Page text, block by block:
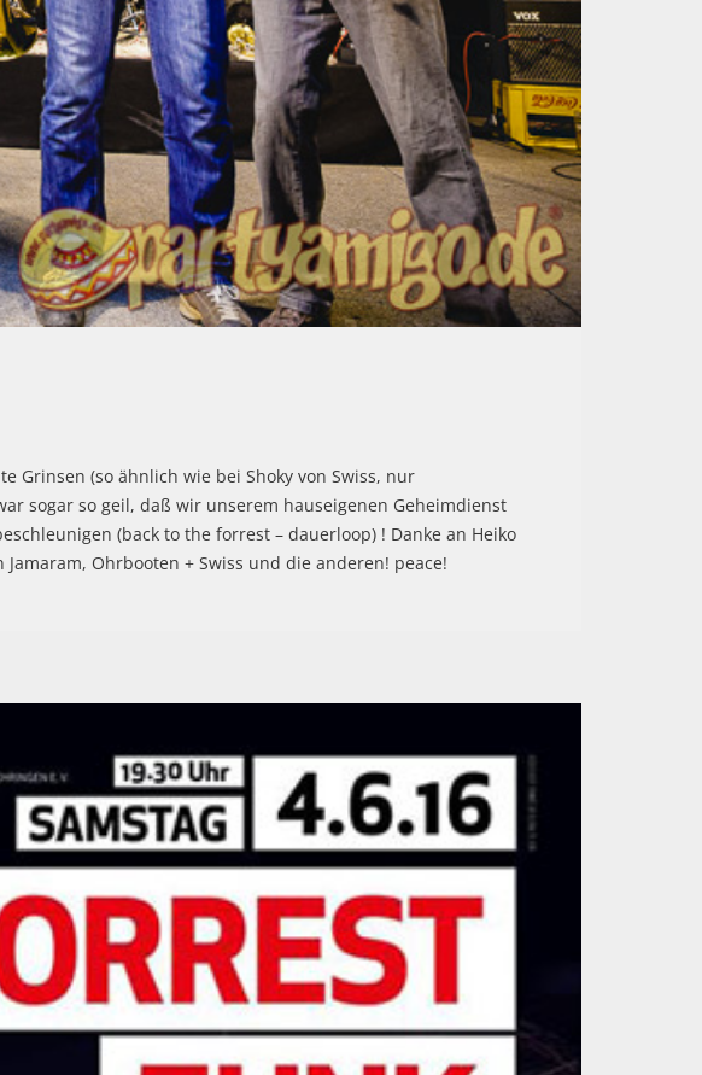
Grinsen (so ähnlich wie bei Shoky von Swiss, nur
sogar so geil, daß wir unserem hauseigenen Geheimdienst
(back to the forrest – dauerloop) ! Danke an Heiko
Ohrbooten + Swiss und die anderen! peace!